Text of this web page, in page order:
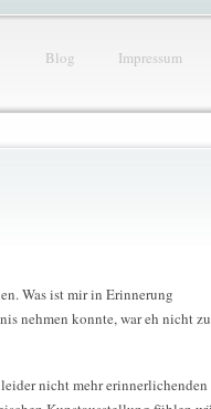
Blog Impressum
Was ist mir in Erinnerung
nehmen konnte, war eh nicht
nicht mehr erinnerlichenden